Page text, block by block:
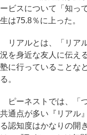
ービスについて「知っ
生は75.8％に上った。
リアルとは、「リア
況を身近な友人に伝え
塾に行っていることな
る。
ピーネストでは、「
共通点が多い『リアル
る認知度はかなりの開